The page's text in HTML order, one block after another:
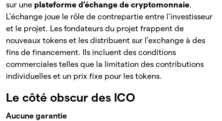
sur une plateforme d’échange de cryptomonnaie.
L’échange joue le rôle de contrepartie entre l’investisseur
et le projet. Les fondateurs du projet frappent de
nouveaux tokens et les distribuent sur l’exchange à des
fins de financement. Ils incluent des conditions
commerciales telles que la limitation des contributions
individuelles et un prix fixe pour les tokens.
Le côté obscur des ICO
Aucune garantie